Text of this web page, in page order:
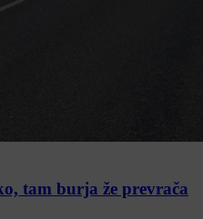
tam burja že prevrača